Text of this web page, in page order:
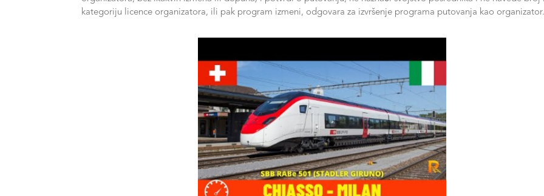
kategoriju licence organizatora, ili pak program izmeni, odgovara za izvršenje programa putovanja kao organizator.